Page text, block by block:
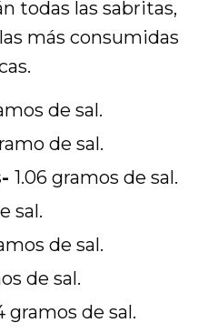
todas las sabritas,
más consumidas
de sal.
de sal.
1.06 gramos de sal.
sal.
de sal.
de sal.
gramos de sal.